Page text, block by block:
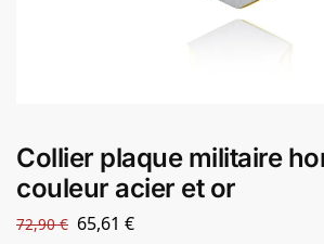
Collier plaque militaire
couleur acier et or
72,90€ 65,61 €